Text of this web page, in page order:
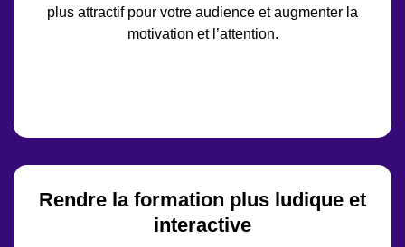
plus attractif pour votre audience et augmenter la
motivation et l’attention.
Rendre la formation plus ludique et
interactive